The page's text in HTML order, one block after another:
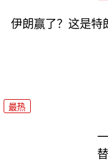
伊朗赢了？这是特
最热